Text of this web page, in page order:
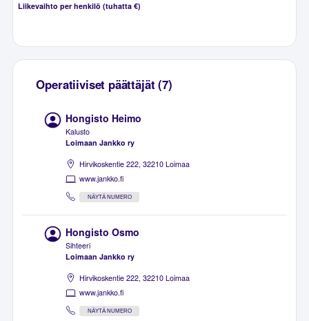
Liikevaihto per henkilö (tuhatta €)
Operatiiviset päättäjät (7)
Hongisto Heimo
Kalusto
Loimaan Jankko ry
Hirvikoskentie 222, 32210 Loimaa
www.jankko.fi
NÄYTÄ NUMERO
Hongisto Osmo
Sihteeri
Loimaan Jankko ry
Hirvikoskentie 222, 32210 Loimaa
www.jankko.fi
NÄYTÄ NUMERO